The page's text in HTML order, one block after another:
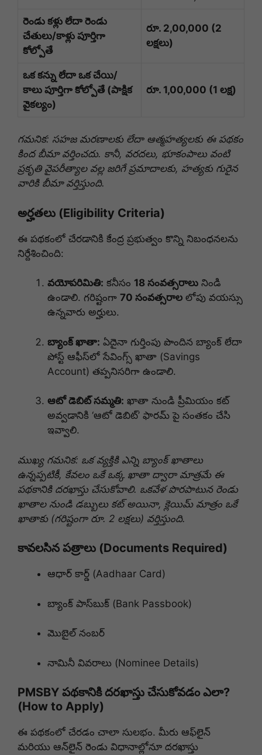
రెండు కళ్లు లేదా రెండు
చేతులు/కాళ్లు పూర్తిగా
కోల్పోతే
రూ. 2,00,000 (2
లక్షలు)
ఒక కన్ను లేదా ఒక చేయి/
కాలు పూర్తిగా కోల్పోతే (పాక్షిక
వైకల్యం)
రూ. 1,00,000 (1 లక్ష)
గమనిక: సహజ మరణాలకు లేదా ఆత్మహత్యలకు ఈ పథకం
కింద బీమా వర్తించదు. కానీ, వరదలు, భూకంపాలు వంటి
ప్రకృతి వైపరీత్యాల వల్ల జరిగే ప్రమాదాలకు, హత్యకు గురైన
వారికి బీమా వర్తిస్తుంది.
అర్హతలు (Eligibility Criteria)
ఈ పథకంలో చేరడానికి కేంద్ర ప్రభుత్వం కొన్ని నిబంధనలను
నిర్దేశించింది:
వయోపరిమితి: కనీసం 18 సంవత్సరాలు నిండి
ఉండాలి. గరిష్టంగా 70 సంవత్సరాల లోపు వయస్సు
ఉన్నవారు అర్హులు.
బ్యాంక్ ఖాతా: ఏదైనా గుర్తింపు పొందిన బ్యాంక్ లేదా
పోస్ట్ ఆఫీస్‌లో సేవింగ్స్ ఖాతా (Savings
Account) తప్పనిసరిగా ఉండాలి.
ఆటో డెబిట్ సమ్మతి: ఖాతా నుండి ప్రీమియం కట్
అవ్వడానికి ‘ఆటో డెబిట్’ ఫారమ్ పై సంతకం చేసి
ఇవ్వాలి.
ముఖ్య గమనిక: ఒక వ్యక్తికి ఎన్ని బ్యాంక్ ఖాతాలు
ఉన్నప్పటికీ, కేవలం ఒకే ఒక్క ఖాతా ద్వారా మాత్రమే ఈ
పథకానికి దరఖాస్తు చేసుకోవాలి. ఒకవేళ పొరపాటున రెండు
ఖాతాల నుండి డబ్బులు కట్ అయినా, క్లెయిమ్ మాత్రం ఒకే
ఖాతాకు (గరిష్టంగా రూ. 2 లక్షలు) వర్తిస్తుంది.
కావలసిన పత్రాలు (Documents Required)
ఆధార్ కార్డ్ (Aadhaar Card)
బ్యాంక్ పాస్‌బుక్ (Bank Passbook)
మొబైల్ నంబర్
నామినీ వివరాలు (Nominee Details)
PMSBY పథకానికి దరఖాస్తు చేసుకోవడం ఎలా?
(How to Apply)
ఈ పథకంలో చేరడం చాలా సులభం. మీరు ఆఫ్‌లైన్
మరియు ఆన్‌లైన్ రెండు విధానాల్లోనూ దరఖాస్తు